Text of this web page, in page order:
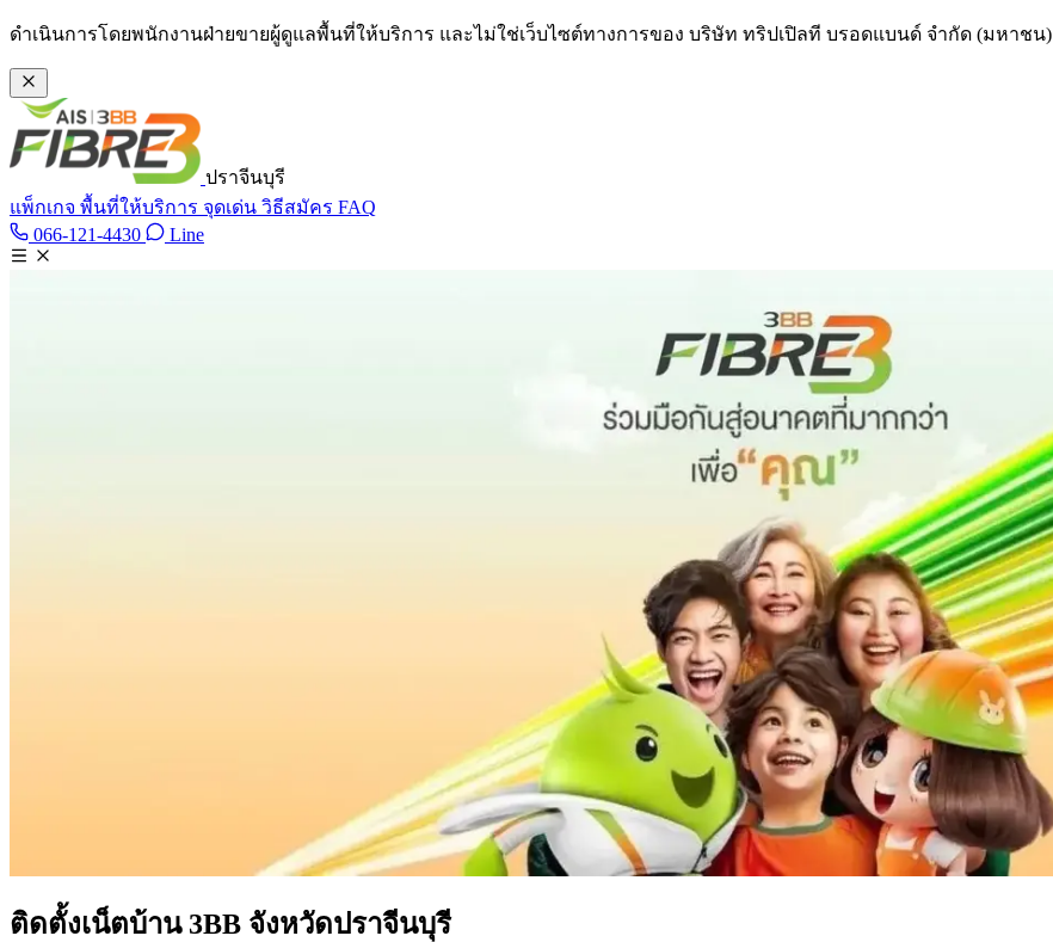
ข้ามไปเนื้อหาหลัก
ดำเนินการโดยพนักงานฝ่ายขายผู้ดูแลพื้นที่ให้บริการ และไม่ใช่เว็บไซต์ทางการของ บริษัท ทริปเปิลที บรอดแบนด์ จำกัด (มหาชน)
ปราจีนบุรี
แพ็กเกจ พื้นที่ให้บริการ จุดเด่น วิธีสมัคร FAQ
066-121-4430 โทร 066-121-4430
LineLine @tan3bb
ติดตั้งเน็ตบ้าน 3BB จังหวัดปราจีนบุรี